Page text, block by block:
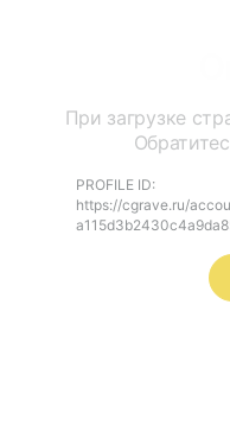
При загрузке
PROFILE ID:
https://cgrave.ru/